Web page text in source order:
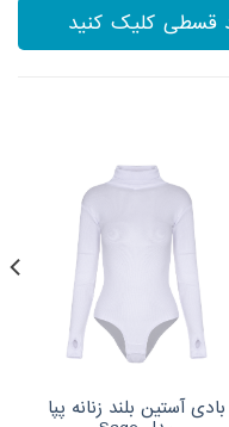
کلیک کنید
بادی آستین بلند زنانه پپا